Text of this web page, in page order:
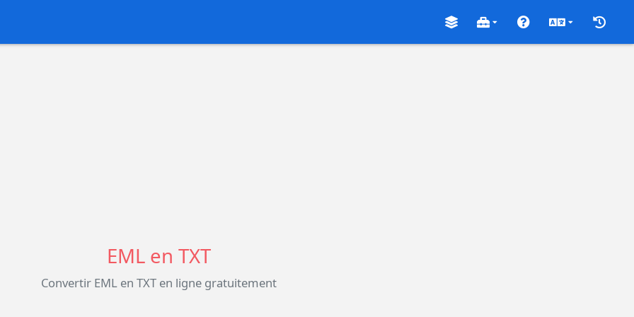
EML en TXT
Convertir EML en TXT en ligne gratuitement